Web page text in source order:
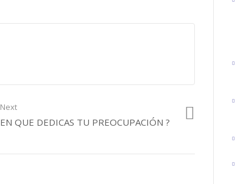
Next
EN QUE DEDICAS TU PREOCUPACIÓN ?